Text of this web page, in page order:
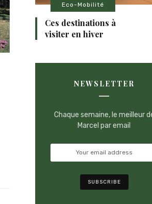
Eco-Mobilité
Ces destinations à
visiter en hiver
NEWSLETTER
Chaque semaine, le meilleur
Marcel par email